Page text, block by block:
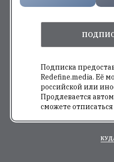
Подписка
Redefine.media. Её
российской или
Продлевается
сможете